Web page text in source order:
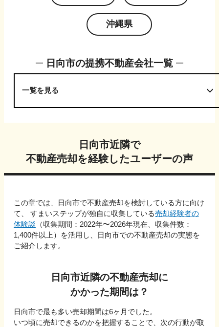
沖縄県
日向市の提携不動産会社一覧
一覧を見る
日向市近隣で
不動産売却を経験したユーザーの声
この章では、 日向市で不動産売却を検討している方に向け
て、 すまいステップが独自に収集している売却経験者の
体験談 （収集期間：2022年〜2026年現在、収集件数：
1,400件以上）を活用し、 日向市での不動産売却の実態を
ご紹介します。
日向市近隣の不動産売却に
かかった期間は？
日向市で最も多い売却期間は6ヶ月 でした。
いつ頃に売却できるのかを把握することで、次の行動が取